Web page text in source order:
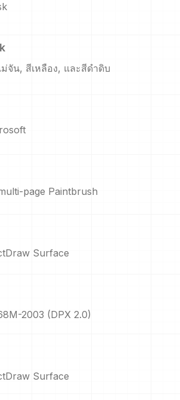
จัน, สีเหลือง, และสีดำดิบ
page Paintbrush
Surface
2003 (DPX 2.0)
Surface